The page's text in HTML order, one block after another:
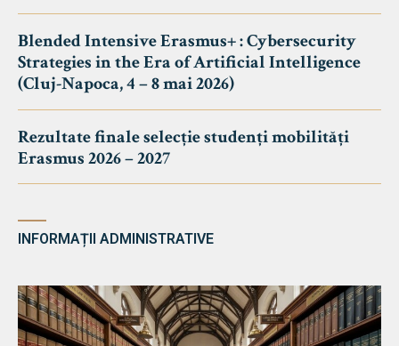
Blended Intensive Erasmus+ : Cybersecurity
Strategies in the Era of Artificial Intelligence
(Cluj-Napoca, 4 – 8 mai 2026)
Rezultate finale selecție studenți mobilități
Erasmus 2026 – 2027
INFORMAȚII ADMINISTRATIVE